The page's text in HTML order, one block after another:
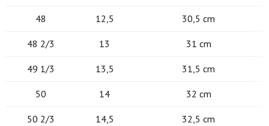
48 12,5 30,5 cm
48 2/3 13 31 cm
49 1/3 13,5 31,5 cm
50 14 32 cm
50 2/3 14,5 32,5 cm